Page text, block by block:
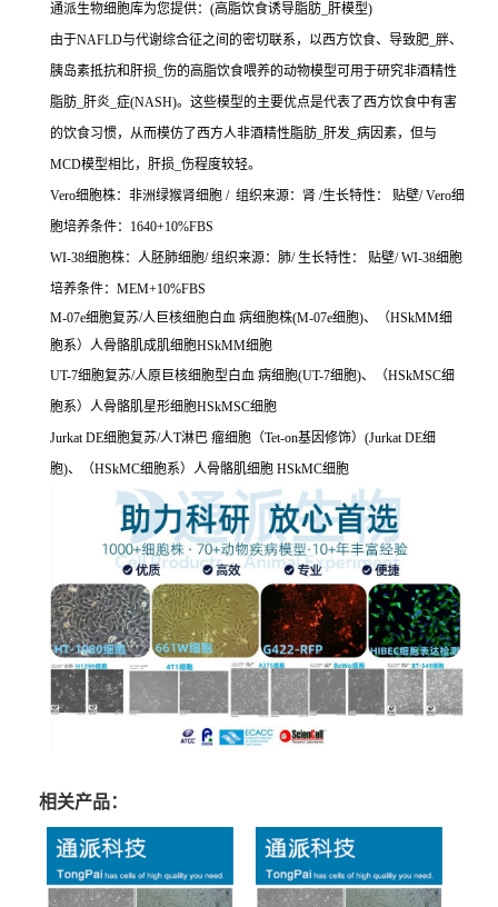
通派生物细胞库为您提供：(高脂饮食诱导脂肪_肝模型)
由于NAFLD与代谢综合征之间的密切联系，以西方饮食、导致肥_胖、
胰岛素抵抗和肝损_伤的高脂饮食喂养的动物模型可用于研究非酒精性
脂肪_肝炎_症(NASH)。这些模型的主要优点是代表了西方饮食中有害
的饮食习惯，从而模仿了西方人非酒精性脂肪_肝发_病因素，但与
MCD模型相比，肝损_伤程度较轻。
Vero细胞株：非洲绿猴肾细胞 / 组织来源：肾 /生长特性： 贴壁/ Vero细
胞培养条件：1640+10%FBS
WI-38细胞株：人胚肺细胞/ 组织来源：肺/ 生长特性： 贴壁/ WI-38细胞
培养条件：MEM+10%FBS
M-07e细胞复苏/人巨核细胞白血 病细胞株(M-07e细胞)、（HSkMM细
胞系）人骨骼肌成肌细胞HSkMM细胞
UT-7细胞复苏/人原巨核细胞型白血 病细胞(UT-7细胞)、（HSkMSC细
胞系）人骨骼肌星形细胞HSkMSC细胞
Jurkat DE细胞复苏/人T淋巴 瘤细胞（Tet-on基因修饰）(Jurkat DE细
胞)、（HSkMC细胞系）人骨骼肌细胞 HSkMC细胞
相关产品：